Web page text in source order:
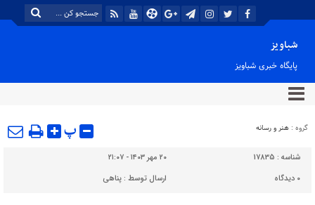
شباویز
پایگاه خبری شباویز
گروه : هنر و رسانه پ
شناسه : 17835
۲۰ مهر ۱۴۰۳ - ۲۱:۰۷
۰ دیدگاه ارسال توسط :پناهی